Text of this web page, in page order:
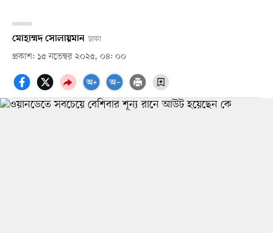
মোহাম্মদ সোলায়মান ঢাকা
প্রকাশ: ১৫ নভেম্বর ২০২৫, ০৪: ০০